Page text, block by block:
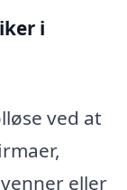
i
ved at
eller